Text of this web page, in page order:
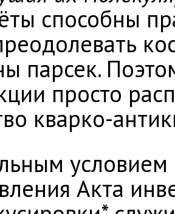
способны
парсек.
просто
кварко-
Акта